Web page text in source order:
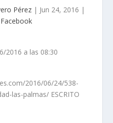
Pérez| Jun 24, 2016 |
2016/06/24/538-
las-palmas/ ESCRITO